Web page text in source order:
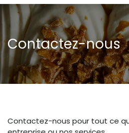
Contactez-nous
Contactez-nous pour tout ce